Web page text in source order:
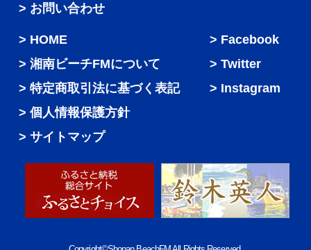
> お問い合わせ
HOME
湘南ビーチFMについて
特定商取引法に基づく表記
個人情報保護方針
サイトマップ
Facebook
Twitter
Instagram